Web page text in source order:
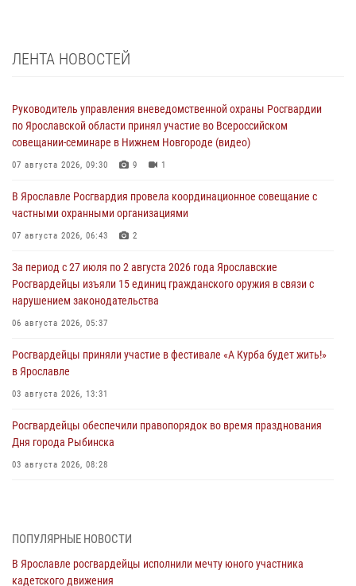
ЛЕНТА НОВОСТЕЙ
Руководитель управления вневедомственной охраны Росгвардии
по Ярославской области принял участие во Всероссийском
совещании-семинаре в Нижнем Новгороде (видео)
07 августа 2026, 09:30 9 1
В Ярославле Росгвардия провела координационное совещание с
частными охранными организациями
07 августа 2026, 06:43 2
За период с 27 июля по 2 августа 2026 года Ярославские
Росгвардейцы изъяли 15 единиц гражданского оружия в связи с
нарушением законодательства
06 августа 2026, 05:37
Росгвардейцы приняли участие в фестивале «А Курба будет жить!»
в Ярославле
03 августа 2026, 13:31
Росгвардейцы обеспечили правопорядок во время празднования
Дня города Рыбинска
03 августа 2026, 08:28
03 августа 2026, 07:24
Ярославские росгвардейцы за прошедшую неделю совершили
ПОПУЛЯРНЫЕ НОВОСТИ
В Ярославле росгвардейцы исполнили мечту юного участника
кадетского движения